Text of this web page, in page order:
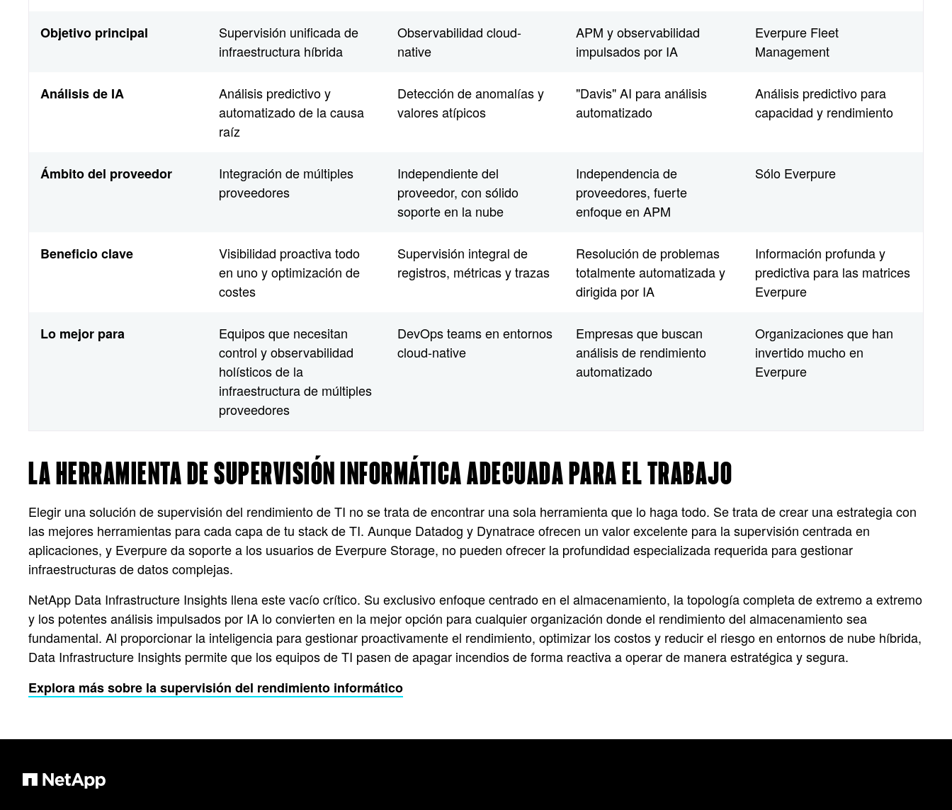
Objetivo principal
Supervisión unificada de
infraestructura híbrida
Observabilidad cloud-
native
APM y observabilidad
impulsados por IA
Everpure Fleet
Management
Análisis de IA
Análisis predictivo y
automatizado de la causa
raíz
Detección de anomalías y
valores atípicos
"Davis" AI para análisis
automatizado
Análisis predictivo para
capacidad y rendimiento
Ámbito del proveedor
Integración de múltiples
proveedores
Independiente del
proveedor, con sólido
soporte en la nube
Independencia de
proveedores, fuerte
enfoque en APM
Sólo Everpure
Beneficio clave
Visibilidad proactiva todo
en uno y optimización de
costes
Supervisión integral de
registros, métricas y trazas
Resolución de problemas
totalmente automatizada y
dirigida por IA
Información profunda y
predictiva para las matrices
Everpure
Lo mejor para
Equipos que necesitan
control y observabilidad
holísticos de la
infraestructura de múltiples
proveedores
DevOps teams en entornos
cloud-native
Empresas que buscan
análisis de rendimiento
automatizado
Organizaciones que han
invertido mucho en
Everpure
LA HERRAMIENTA DE SUPERVISIÓN INFORMÁTICA ADECUADA PARA EL TRABAJO
Elegir una solución de supervisión del rendimiento de TI no se trata de encontrar una sola herramienta que lo haga todo. Se trata de crear una estrategia con
las mejores herramientas para cada capa de tu stack de TI. Aunque Datadog y Dynatrace ofrecen un valor excelente para la supervisión centrada en
aplicaciones, y Everpure da soporte a los usuarios de Everpure Storage, no pueden ofrecer la profundidad especializada requerida para gestionar
infraestructuras de datos complejas.
NetApp Data Infrastructure Insights llena este vacío crítico. Su exclusivo enfoque centrado en el almacenamiento, la topología completa de extremo a extremo
y los potentes análisis impulsados por IA lo convierten en la mejor opción para cualquier organización donde el rendimiento del almacenamiento sea
fundamental. Al proporcionar la inteligencia para gestionar proactivamente el rendimiento, optimizar los costos y reducir el riesgo en entornos de nube híbrida,
Data Infrastructure Insights permite que los equipos de TI pasen de apagar incendios de forma reactiva a operar de manera estratégica y segura.
Explora más sobre la supervisión del rendimiento informático